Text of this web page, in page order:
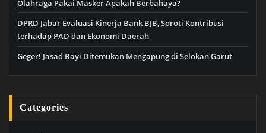
Olahraga Pakai Masker Apakah Berbahaya?
DPRD Jabar Evaluasi Kinerja Bank BJB, Soroti Kontribusi
terhadap PAD dan Ekonomi Daerah
Geger! Jasad Bayi Ditemukan Mengapung di Selokan Garut
Categories